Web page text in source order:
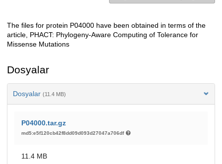
Açıklama
The files for protein P04000 have been obtained in terms of the
article, PHACT: Phylogeny-Aware Computing of Tolerance for
Missense Mutations
Dosyalar
Dosyalar (11.4 MB)
P04000.tar.gz
md5:e5f120cb42f8dd09d093d27047a706df
11.4 MB